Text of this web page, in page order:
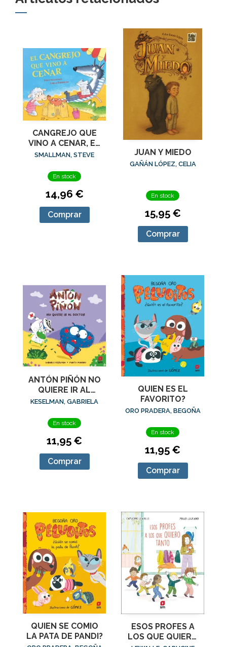
CANGREJO QUE
VINO A CENAR, EL
(LA OVEJITA QUE
SMALLMAN, STEVE
En stock
14,96 €
Comprar
JUAN Y MIEDO
GAÑÁN LÓPEZ, CELIA
En stock
15,95 €
Comprar
ANTÓN PIÑÓN NO
QUIERE IR AL
DOCTOR
KESELMAN, GABRIELA
En stock
11,95 €
Comprar
QUIEN ES EL
FAVORITO?
ORO PRADERA, BEGOÑA
En stock
11,95 €
Comprar
QUIEN SE COMIO
LA PATA DE PANDI?
ESOS PROFES A
LOS QUE QUIERO